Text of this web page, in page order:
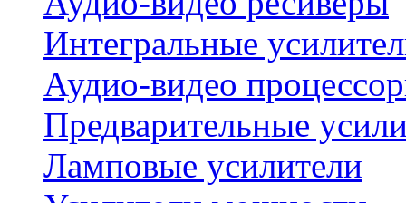
Интегральные
Аудио-видео
Предварительные
Ламповые усилители